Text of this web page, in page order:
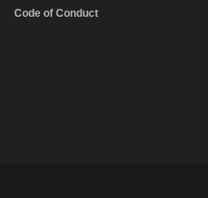
Code of Conduct